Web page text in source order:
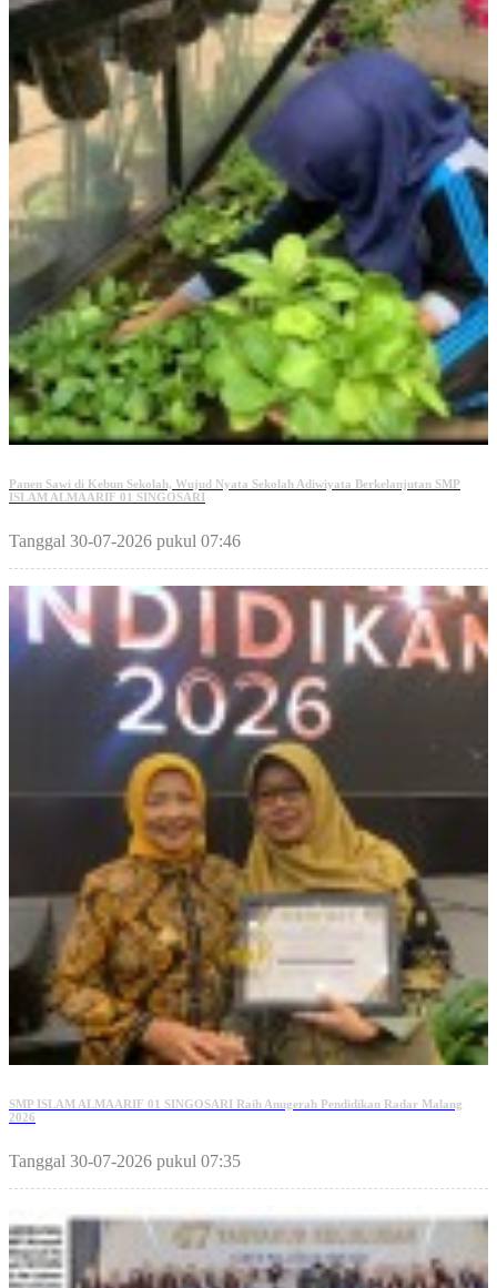
Panen Sawi di Kebun Sekolah, Wujud Nyata Sekolah Adiwiyata Berkelanjutan SMP
ISLAM ALMAARIF 01 SINGOSARI
Tanggal 30-07-2026 pukul 07:46
SMP ISLAM ALMAARIF 01 SINGOSARI Raih Anugerah Pendidikan Radar Malang
2026
Tanggal 30-07-2026 pukul 07:35